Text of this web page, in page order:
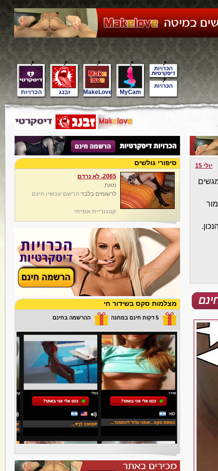
הכרויות זבנג MakeLove MyCam
יולי 15
מגשים
סיפורי גולשים
2065. לא נרדם
מאת:
לרשומים בלבד הרשם עכשיו חינם
קטגוריית אמיתי
מצלמות סקס בשידור חי
5 דקות חינם במתנה ההרשמה בחינם